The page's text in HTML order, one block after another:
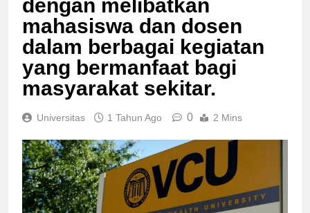
dengan melibatkan
mahasiswa dan dosen
dalam berbagai kegiatan
yang bermanfaat bagi
masyarakat sekitar.
Universitas 1 Tahun Ago 0 2 Mins